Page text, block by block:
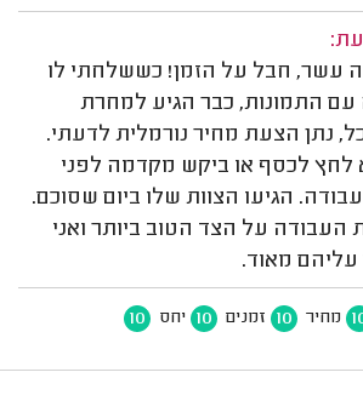
עשר, חבל על הזמן! כששלחתי לו
עם התמונות, כבר הגיע למחרת
נתן הצעת מחיר נורמלית לדעתי.
לחץ לכסף או ביקש מקדמה לפני
הגיעו הצוות שלו ביום שסוכם.
העבודה על הצד הטוב ביותר ואני
עליהם מאוד.
מחיר 10 זמנים 10 יחס 10